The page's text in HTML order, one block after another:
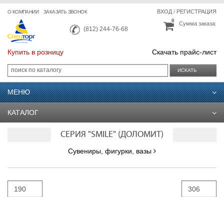
О КОМПАНИИ ЗАКАЗАТЬ ЗВОНОК
(812) 244-76-68
ВХОД/ РЕГИСТРАЦИЯ
Сумма заказа:
0
Купить в розницу Скачать прайс-лист
ИСКАТЬ
МЕНЮ
КАТАЛОГ
СЕРИЯ "SMILE" (ДОЛОМИТ)
Сувениры, фигурки, вазы